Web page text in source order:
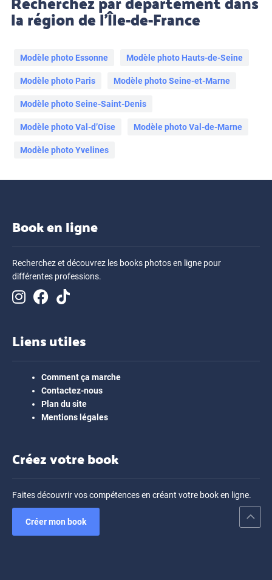
la région de l’Île-de-France
Modèle photo Essonne Modèle photo Hauts-de-Seine
Modèle photo Paris Modèle photo Seine-et-Marne
Modèle photo Seine-Saint-Denis
Modèle photo Val-d’Oise Modèle photo Val-de-Marne
Modèle photo Yvelines
Book en ligne
Recherchez et découvrez les books photos en ligne pour
différentes professions.
Liens utiles
Comment ça marche
Contactez-nous
Plan du site
Mentions légales
Créez votre book
Faites découvrir vos compétences en créant votre book en ligne.
Créer mon book